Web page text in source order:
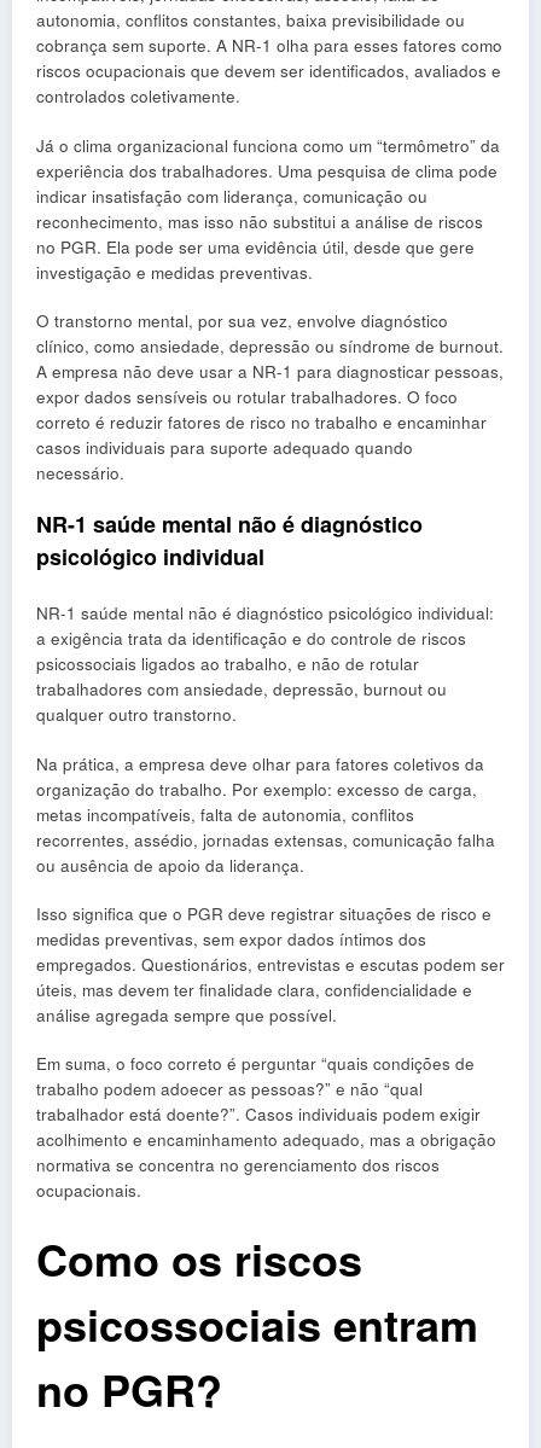
autonomia, conflitos constantes, baixa previsibilidade ou
cobrança sem suporte. A NR-1 olha para esses fatores como
riscos ocupacionais que devem ser identificados, avaliados e
controlados coletivamente.
Já o clima organizacional funciona como um “termômetro” da
experiência dos trabalhadores. Uma pesquisa de clima pode
indicar insatisfação com liderança, comunicação ou
reconhecimento, mas isso não substitui a análise de riscos
no PGR. Ela pode ser uma evidência útil, desde que gere
investigação e medidas preventivas.
O transtorno mental, por sua vez, envolve diagnóstico
clínico, como ansiedade, depressão ou síndrome de burnout.
A empresa não deve usar a NR-1 para diagnosticar pessoas,
expor dados sensíveis ou rotular trabalhadores. O foco
correto é reduzir fatores de risco no trabalho e encaminhar
casos individuais para suporte adequado quando
necessário.
NR-1 saúde mental não é diagnóstico
psicológico individual
NR-1 saúde mental não é diagnóstico psicológico individual:
a exigência trata da identificação e do controle de riscos
psicossociais ligados ao trabalho, e não de rotular
trabalhadores com ansiedade, depressão, burnout ou
qualquer outro transtorno.
Na prática, a empresa deve olhar para fatores coletivos da
organização do trabalho. Por exemplo: excesso de carga,
metas incompatíveis, falta de autonomia, conflitos
recorrentes, assédio, jornadas extensas, comunicação falha
ou ausência de apoio da liderança.
Isso significa que o PGR deve registrar situações de risco e
medidas preventivas, sem expor dados íntimos dos
empregados. Questionários, entrevistas e escutas podem ser
úteis, mas devem ter finalidade clara, confidencialidade e
análise agregada sempre que possível.
Em suma, o foco correto é perguntar “quais condições de
trabalho podem adoecer as pessoas?” e não “qual
trabalhador está doente?”. Casos individuais podem exigir
acolhimento e encaminhamento adequado, mas a obrigação
normativa se concentra no gerenciamento dos riscos
ocupacionais.
Como os riscos
psicossociais entram
no PGR?